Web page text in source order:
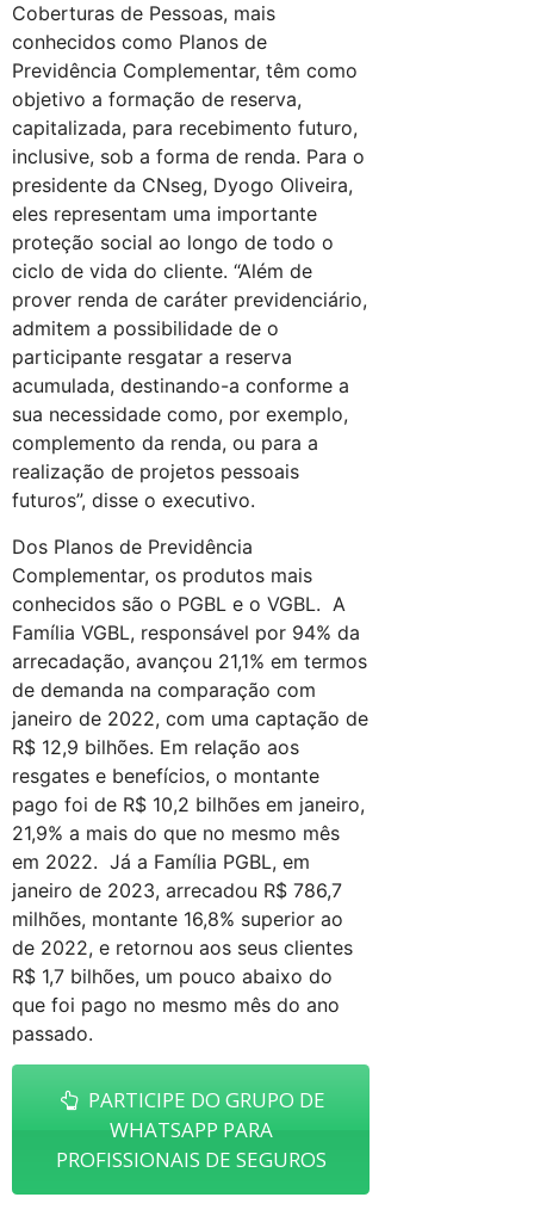
Coberturas de Pessoas, mais
conhecidos como Planos de
Previdência Complementar, têm como
objetivo a formação de reserva,
capitalizada, para recebimento futuro,
inclusive, sob a forma de renda. Para o
presidente da CNseg, Dyogo Oliveira,
eles representam uma importante
proteção social ao longo de todo o
ciclo de vida do cliente. “Além de
prover renda de caráter previdenciário,
admitem a possibilidade de o
participante resgatar a reserva
acumulada, destinando-a conforme a
sua necessidade como, por exemplo,
complemento da renda, ou para a
realização de projetos pessoais
futuros”, disse o executivo.
Dos Planos de Previdência
Complementar, os produtos mais
conhecidos são o PGBL e o VGBL. A
Família VGBL, responsável por 94% da
arrecadação, avançou 21,1% em termos
de demanda na comparação com
janeiro de 2022, com uma captação de
R$ 12,9 bilhões. Em relação aos
resgates e benefícios, o montante
pago foi de R$ 10,2 bilhões em janeiro,
21,9% a mais do que no mesmo mês
em 2022. Já a Família PGBL, em
janeiro de 2023, arrecadou R$ 786,7
milhões, montante 16,8% superior ao
de 2022, e retornou aos seus clientes
R$ 1,7 bilhões, um pouco abaixo do
que foi pago no mesmo mês do ano
passado.
PARTICIPE DO GRUPO DE
WHATSAPP PARA
PROFISSIONAIS DE SEGUROS